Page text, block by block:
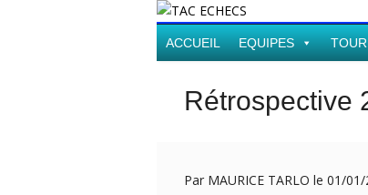
ACCUEIL EQUIPES
Rétrospective
Par MAURICE TARLO le 01/